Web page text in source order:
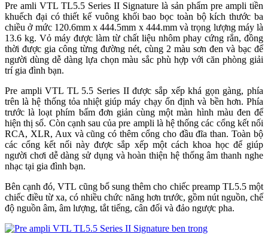
Pre amli VTL TL5.5 Series II Signature là sản phẩm pre ampli tiền
khuếch đại có thiết kế vuông khối bao bọc toàn bộ kích thước ba
chiều ở mức 120.6mm x 444.5mm x 444.mm và trọng lượng máy là
13.6 kg. Vỏ máy được làm từ chất liệu nhôm phay cứng rắn, đồng
thời được gia công từng đường nét, cùng 2 màu sơn đen và bạc để
người dùng dễ dàng lựa chọn màu sắc phù hợp với căn phòng giải
trí gia đình bạn.
Pre ampli VTL TL 5.5 Series II được sắp xếp khá gọn gàng, phía
trên là hệ thống tỏa nhiệt giúp máy chạy ổn định và bền hơn. Phía
trước là loạt phím bấm đơn giản cùng một màn hình màu đen để
hiện thị số. Còn cạnh sau của pre ampli là hệ thống các cổng kết nối
RCA, XLR, Aux và cũng có thêm cổng cho đầu đĩa than. Toàn bộ
các cổng kết nối này được sắp xếp một cách khoa học để giúp
người chơi dễ dàng sử dụng và hoàn thiện hệ thống âm thanh nghe
nhạc tại gia đình bạn.
Bên cạnh đó, VTL cũng bổ sung thêm cho chiếc preamp TL5.5 một
chiếc điều từ xa, có nhiều chức năng hơn trước, gồm nút nguồn, chế
độ nguồn âm, âm lượng, tắt tiếng, cân đối và đảo ngược pha.